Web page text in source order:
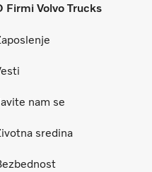
Firmi Volvo Trucks
nam se
sredina